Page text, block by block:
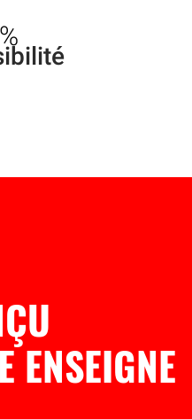
ENSEIGNE